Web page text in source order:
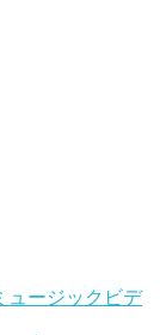
ュージックビデ